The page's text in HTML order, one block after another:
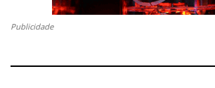
Publicidade